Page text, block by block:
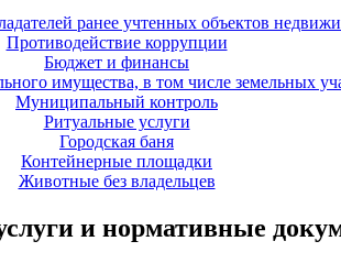
ранее учтенных объектов
Противодействие коррупции
Бюджет и финансы
имущества, в том числе земельных
Муниципальный контроль
Ритуальные услуги
Городская баня
Контейнерные площадки
Животные без владельцев
и нормативные